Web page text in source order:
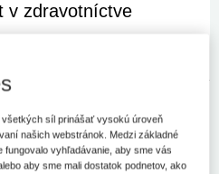
v zdravotníctve
síl prinášať vysokú úroveň
našich webstránok. Medzi základné
fungovalo vyhľadávanie, aby sme vás
aby sme mali dostatok podnetov, ako